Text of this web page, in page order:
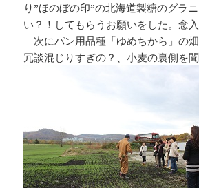
り”ほのぼの印”の北海道製糖のグラ
い？！してもらうお願いをした。念入
次にパン用品種「ゆめちから」の畑
冗談混じりすぎの？、小麦の裏側を聞